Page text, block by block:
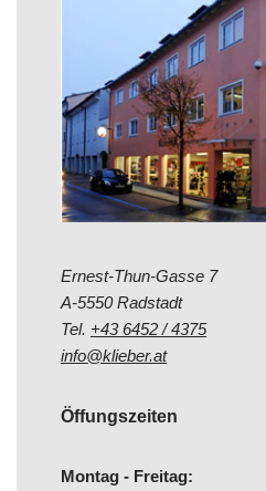
Ernest-Thun-Gasse 7
A-5550 Radstadt
Tel. +43 6452 / 4375
info@klieber.at
Öffungszeiten
Montag - Freitag: